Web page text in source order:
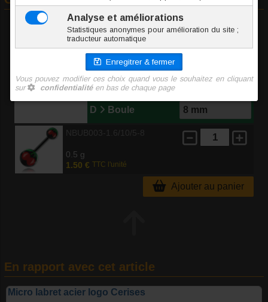
A Jonc / Tige
B Long. int.
C Boule
D Boule
0.5 g
1.50 € TTC l'unité
Ajouter au panier
En rapport avec cet article
Micro labret acier logo Cerises